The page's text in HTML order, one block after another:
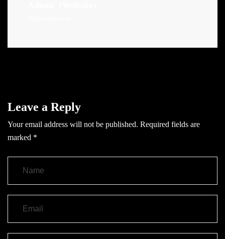
Leave a Reply
Your email address will not be published. Required fields are
marked *